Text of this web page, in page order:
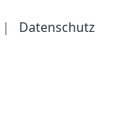
| Datenschutz